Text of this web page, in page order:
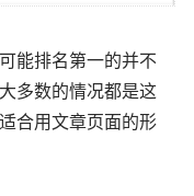
能排名第一的并不
多数的情况都是这
合用文章页面的形